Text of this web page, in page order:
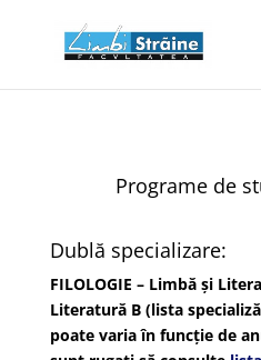
Programe de
Dublă specializare:
FILOLOGIE – Limbă și
Literatură B (lista
poate varia în funcție de